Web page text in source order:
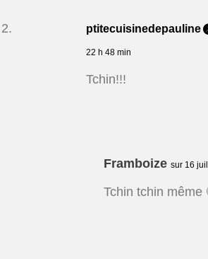
ptitecuisinedepauline
22 h 48 min
Tchin!!!
Framboize sur 16
Tchin tchin même